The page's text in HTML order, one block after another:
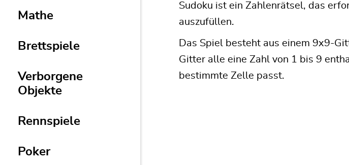
Mathe
Brettspiele
Verborgene
Objekte
Rennspiele
Poker
Sudoku ist ein Zahlenrätsel, das
auszufüllen.
Das Spiel besteht aus einem 9x9-
Gitter alle eine Zahl von 1 bis 9
bestimmte Zelle passt.